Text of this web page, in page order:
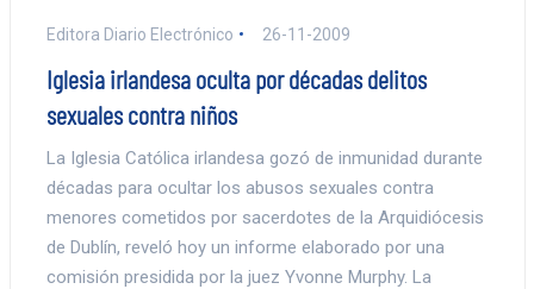
Editora Diario Electrónico 26-11-2009
Iglesia irlandesa oculta por décadas delitos
sexuales contra niños
La Iglesia Católica irlandesa gozó de inmunidad durante
décadas para ocultar los abusos sexuales contra
menores cometidos por sacerdotes de la Arquidiócesis
de Dublín, reveló hoy un informe elaborado por una
comisión presidida por la juez Yvonne Murphy. La